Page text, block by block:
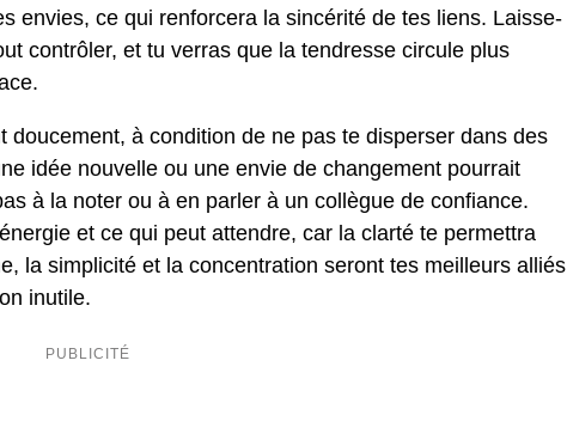
envies, ce qui renforcera la sincérité de tes liens. Laisse-
contrôler, et tu verras que la tendresse circule plus
à condition de ne pas te disperser dans des
idée nouvelle ou une envie de changement pourrait
à la noter ou à en parler à un collègue de confiance.
et ce qui peut attendre, car la clarté te permettra
la simplicité et la concentration seront tes meilleurs alliés
inutile.